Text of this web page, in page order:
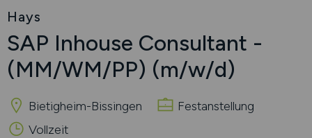
Hays
SAP Inhouse Consultant -
(MM/WM/PP) (m/w/d)
Bietigheim-Bissingen
Festanstellung
Vollzeit